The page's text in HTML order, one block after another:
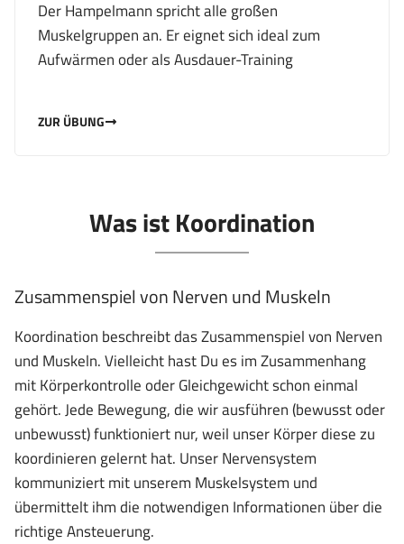
Der Hampelmann spricht alle großen
Muskelgruppen an. Er eignet sich ideal zum
Aufwärmen oder als Ausdauer-Training
ZUR ÜBUNG
Was ist Koordination
Zusammenspiel von Nerven und Muskeln
Koordination beschreibt das Zusammenspiel von Nerven
und Muskeln. Vielleicht hast Du es im Zusammenhang
mit Körperkontrolle oder Gleichgewicht schon einmal
gehört. Jede Bewegung, die wir ausführen (bewusst oder
unbewusst) funktioniert nur, weil unser Körper diese zu
koordinieren gelernt hat. Unser Nervensystem
kommuniziert mit unserem Muskelsystem und
übermittelt ihm die notwendigen Informationen über die
richtige Ansteuerung.